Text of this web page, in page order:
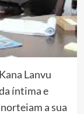
Lanvu
íntima e
a sua